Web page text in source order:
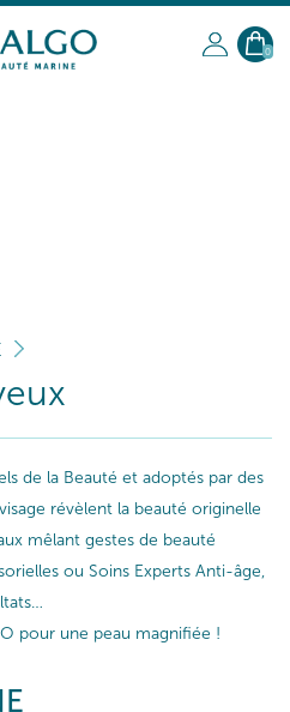
FR
0
de la Beauté et adoptés par des
révèlent la beauté originelle
mêlant gestes de beauté
ou Soins Experts Anti-âge,
pour une peau magnifiée !